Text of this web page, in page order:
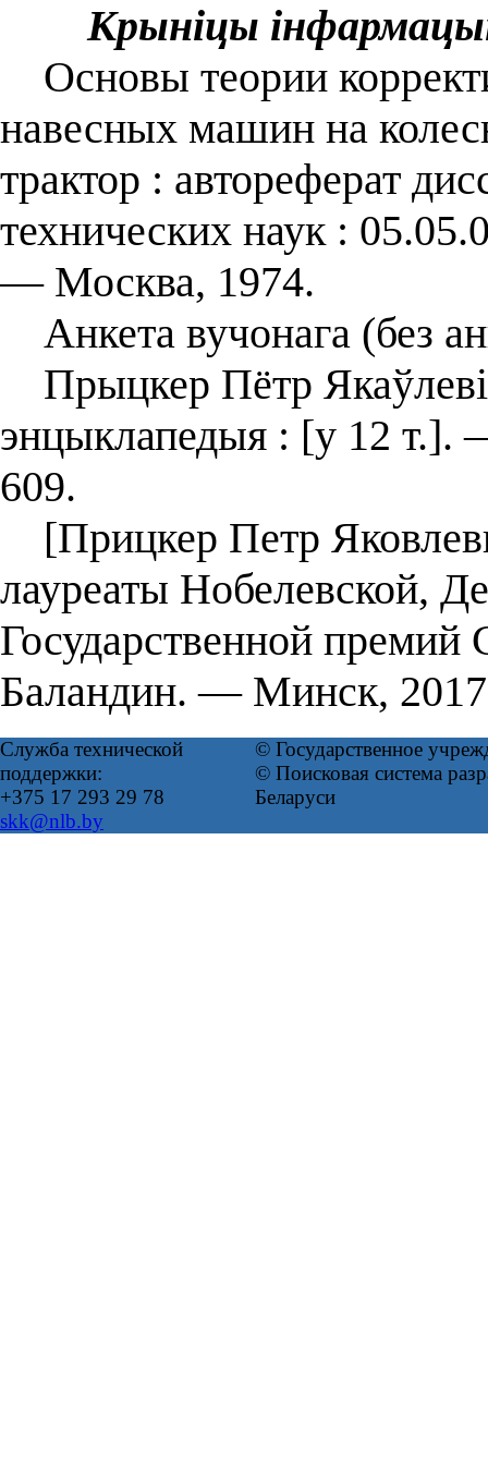
Крыніцы
Основы теории
навесных машин на
трактор : автореферат
технических наук :
— Москва, 1974.
Анкета вучонага (без
Прыцкер Пётр
энцыклапедыя : [у 12
609.
[Прицкер Петр
лауреаты Нобелевской,
Государственной
Баландин. — Минск,
Служба технической
поддержки:
+375 17 293 29 78
skk@nlb.by
© Государственное
© Поисковая система
Беларуси